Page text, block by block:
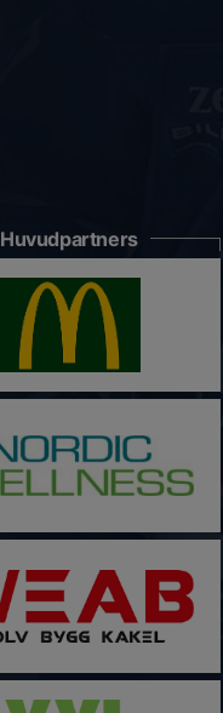
Huvudpartners